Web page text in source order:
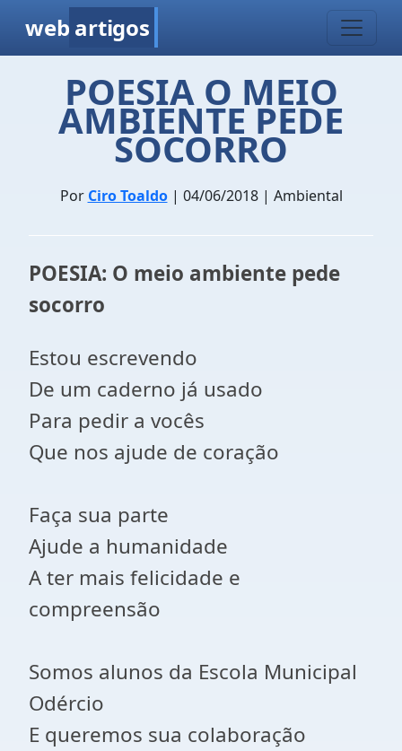
web artigos
POESIA O MEIO
AMBIENTE PEDE
SOCORRO
Por Ciro Toaldo| 04/06/2018 | Ambiental
POESIA: O meio ambiente pede
socorro
Estou escrevendo
De um caderno já usado
Para pedir a vocês
Que nos ajude de coração
Faça sua parte
Ajude a humanidade
A ter mais felicidade e
compreensão
Somos alunos da Escola Municipal
Odércio
E queremos sua colaboração